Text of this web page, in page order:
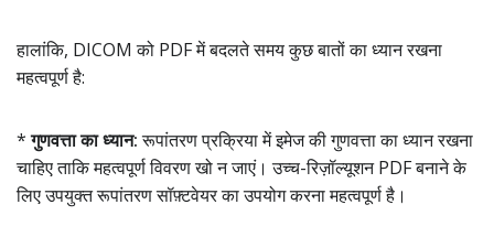
हालांकि, DICOM को PDF में बदलते समय कुछ बातों का ध्यान रखना
महत्वपूर्ण है:
*गुणवत्ता का ध्यान:रूपांतरण प्रक्रिया में इमेज की गुणवत्ता का ध्यान रखना
चाहिए ताकि महत्वपूर्ण विवरण खो न जाएं। उच्च-रिज़ॉल्यूशन PDF बनाने के
लिए उपयुक्त रूपांतरण सॉफ़्टवेयर का उपयोग करना महत्वपूर्ण है।